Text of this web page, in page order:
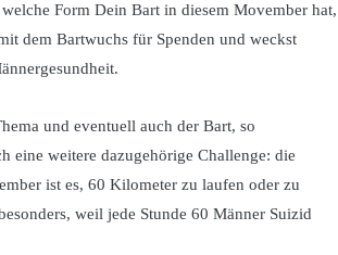
Form Dein Bart in diesem Movember hat,
dem Bartwuchs für Spenden und weckst
und eventuell auch der Bart, so
eine weitere dazugehörige Challenge: die
ist es, 60 Kilometer zu laufen oder zu
weil jede Stunde 60 Männer Suizid